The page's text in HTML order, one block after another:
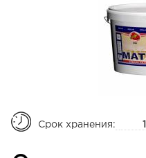
Срок хранения: